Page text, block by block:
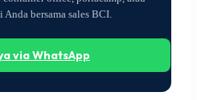
bersama sales BCI.
via WhatsApp